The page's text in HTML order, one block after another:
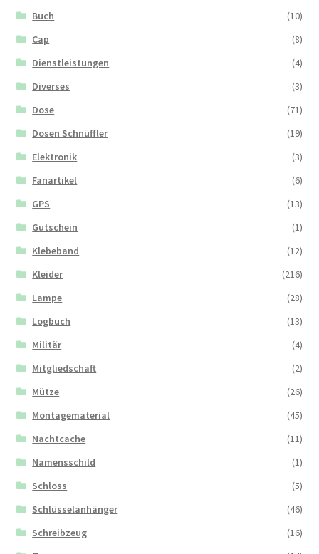
Buch
(10)
Cap
(8)
Dienstleistungen
(4)
Diverses
(3)
Dose
(71)
Dosen Schnüffler
(19)
Elektronik
(3)
Fanartikel
(6)
GPS
(13)
Gutschein
(1)
Klebeband
(12)
Kleider
(216)
Lampe
(28)
Logbuch
(13)
Militär
(4)
Mitgliedschaft
(2)
Mütze
(26)
Montagematerial
(45)
Nachtcache
(11)
Namensschild
(1)
Schloss
(5)
Schlüsselanhänger
(46)
Schreibzeug
(16)